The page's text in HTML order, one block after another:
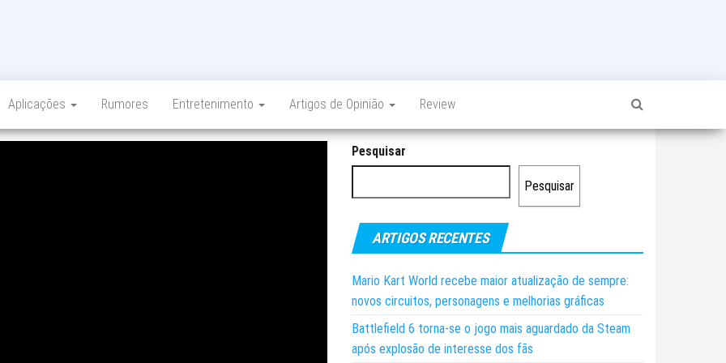
Aplicações Rumores Entretenimento Artigos de Opinião Review
Pesquisar
Pesquisar
ARTIGOS RECENTES
Mario Kart World recebe maior atualização de sempre:
novos circuitos, personagens e melhorias gráficas
Battlefield 6 torna-se o jogo mais aguardado da Steam
após explosão de interesse dos fãs